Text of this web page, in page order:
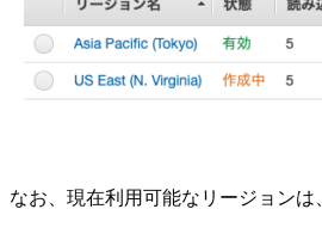
なお、現在利用可能なリージョンは、